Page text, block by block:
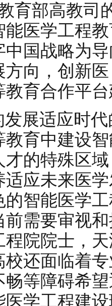
育部高教司
能医学工程
国战略为
方向，创新
育合作平
展适应时
教育中建设
的特殊区
适应未来医
的智能医学
需要审视
院院士，
还面临着
畅等障碍希
医学工程建